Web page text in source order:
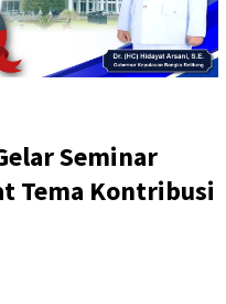
Seminar
Tema Kontribusi